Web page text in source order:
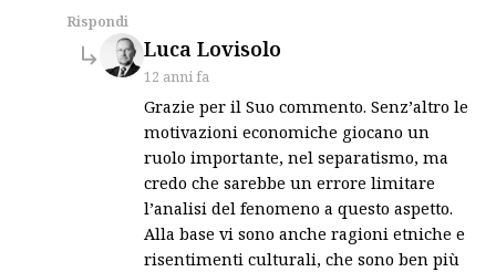
Rispondi
Luca Lovisolo
12 anni fa
Grazie per il Suo commento. Senz’altro le
motivazioni economiche giocano un
ruolo importante, nel separatismo, ma
credo che sarebbe un errore limitare
l’analisi del fenomeno a questo aspetto.
Alla base vi sono anche ragioni etniche e
risentimenti culturali, che sono ben più